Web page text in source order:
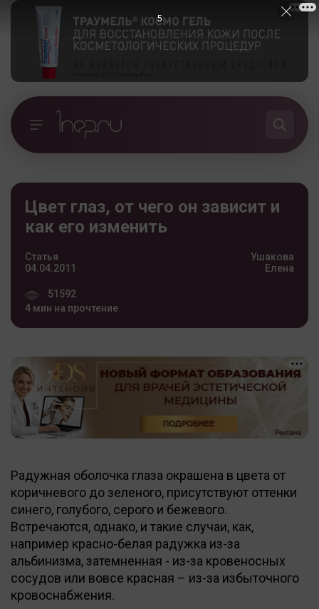
Цвет глаз, от чего он зависит и
как его изменить
Статья
04.04.2011
51592
4 мин на прочтение
Ушакова
Елена
Радужная оболочка глаза окрашена в цвета от
коричневого до зеленого, присутствуют оттенки
синего, голубого, серого и бежевого.
Встречаются, однако, и такие случаи, как,
например красно-белая радужка из-за
альбинизма, затемненная - из-за кровеносных
сосудов или вовсе красная – из-за избыточного
кровоснабжения.
4